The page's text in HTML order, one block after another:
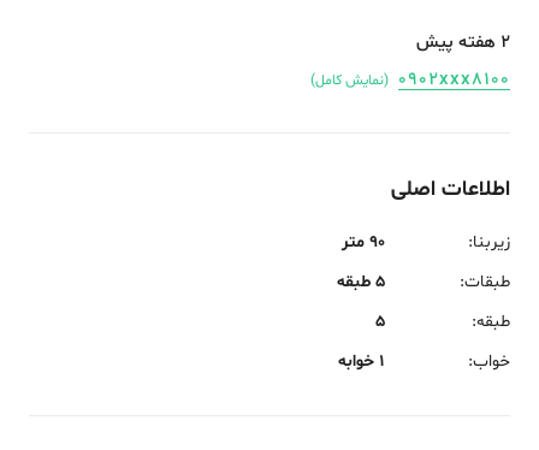
2 هفته پیش
0902xxx8100
(نمایش کامل)
اطلاعات اصلی
زیربنا:
90 متر
طبقات:
5 طبقه
طبقه:
5
خواب: 1 خوابه